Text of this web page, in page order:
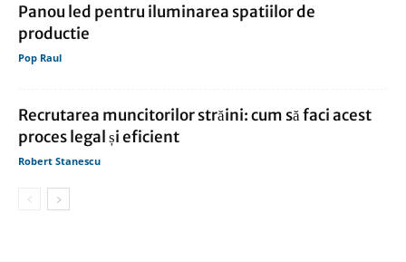
Panou led pentru iluminarea spatiilor de
productie
Pop Raul
Recrutarea muncitorilor străini: cum să faci acest
proces legal și eficient
Robert Stanescu